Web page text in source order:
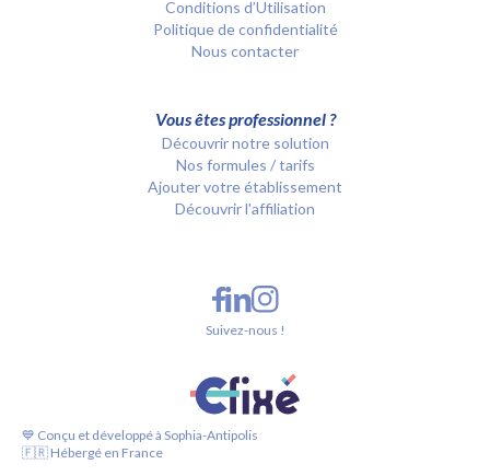
Conditions d’Utilisation
Politique de confidentialité
Nous contacter
Vous êtes professionnel ?
Découvrir notre solution
Nos formules / tarifs
Ajouter votre établissement
Découvrir l'affiliation
💙 Conçu et développé à Sophia-Antipolis
🇫🇷 Hébergé en France
Suivez-nous !